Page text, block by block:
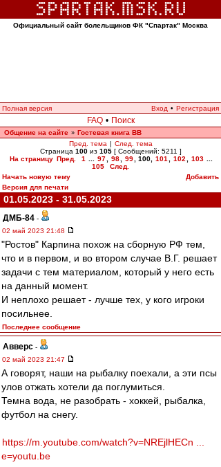
Официальный сайт болельщиков ФК "Спартак" Москва
Полная версия Вход • Регистрация
FAQ • Поиск
Общение на сайте » Гостевая книга ВВ
Пред. тема | След. тема
Страница 100из 105[ Сообщений: 5211 ]
На страницу Пред. 1 97 98 99 100, 101 102 103
105
След.
Начать новую тему
Добавить
Версия для печати
01.05.2023 - 31.05.2023
ДМБ-84 -
02 май 2023 21:48
"Ростов" Карпина похож на сборную РФ тем,
что и в первом, и во втором случае В.Г. решает
задачи с тем материалом, который у него есть
на данный момент.
И неплохо решает - лучше тех, у кого игроки
посильнее.
Последнее сообщение
Авверс -
02 май 2023 21:47
А говорят, наши на рыбалку поехали, а эти псы
улов отжать хотели да поглумиться.
Темна вода, не разобрать - хоккей, рыбалка,
футбол на снегу.
https://m.youtube.com/watch?v=NREjlHECn ...
e=youtu.be